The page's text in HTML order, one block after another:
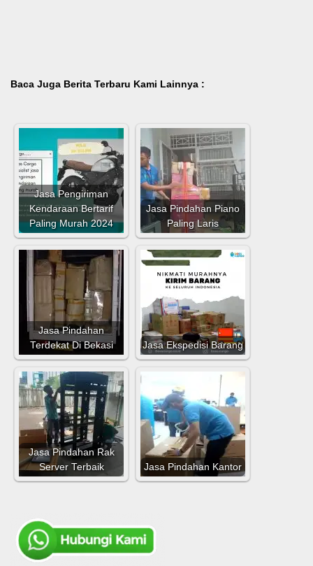
Baca Juga Berita Terbaru Kami Lainnya :
Jasa Pengiriman
Kendaraan Bertarif
Paling Murah 2024
Jasa Pindahan Piano
Paling Laris
Jasa Pindahan
Terdekat Di Bekasi
Jasa Ekspedisi Barang
Jasa Pindahan Rak
Server Terbaik
Jasa Pindahan Kantor